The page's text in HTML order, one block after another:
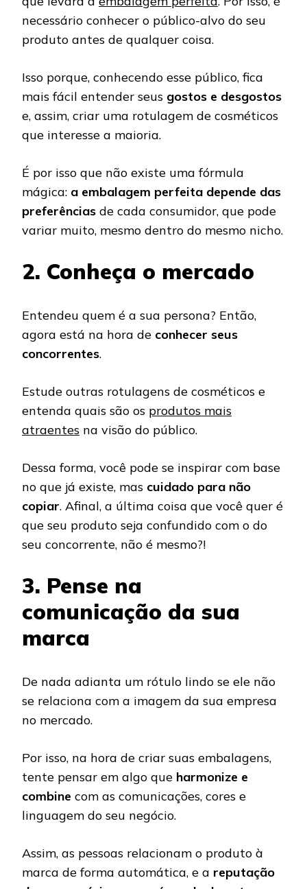
necessário conhecer o público-alvo do seu
produto antes de qualquer coisa.
Isso porque, conhecendo esse público, fica
mais fácil entender seus gostos e desgostos
e, assim, criar uma rotulagem de cosméticos
que interesse a maioria.
É por isso que não existe uma fórmula
mágica: a embalagem perfeita depende das
preferências de cada consumidor, que pode
variar muito, mesmo dentro do mesmo nicho.
2. Conheça o mercado
Entendeu quem é a sua persona? Então,
agora está na hora de conhecer seus
concorrentes.
Estude outras rotulagens de cosméticos e
entenda quais são os produtos mais
atraentes na visão do público.
Dessa forma, você pode se inspirar com base
no que já existe, mas cuidado para não
copiar. Afinal, a última coisa que você quer é
que seu produto seja confundido com o do
seu concorrente, não é mesmo?!
3. Pense na
comunicação da sua
marca
De nada adianta um rótulo lindo se ele não
se relaciona com a imagem da sua empresa
no mercado.
Por isso, na hora de criar suas embalagens,
tente pensar em algo que harmonize e
combine com as comunicações, cores e
linguagem do seu negócio.
Assim, as pessoas relacionam o produto à
marca de forma automática, e a reputação